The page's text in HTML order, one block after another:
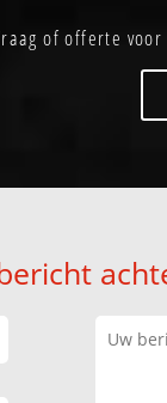
of offerte voor